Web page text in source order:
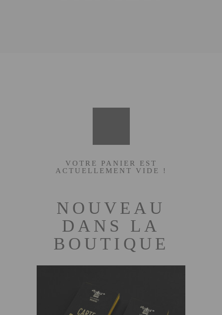
VOTRE PANIER EST
ACTUELLEMENT VIDE !
NOUVEAU
DANS LA
BOUTIQUE